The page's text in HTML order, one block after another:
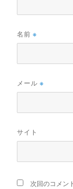
名前※
メール※
サイト
次回のコメン